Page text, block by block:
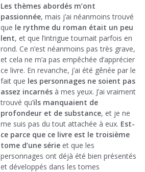
Les thèmes abordés m’ont
passionnée, mais j’ai néanmoins trouvé
que le rythme du roman était un peu
lent, et que l’intrigue tournait parfois en
rond. Ce n’est néanmoins pas très grave,
et cela ne m’a pas empêchée d’apprécier
ce livre. En revanche, j’ai été gênée par le
fait que les personnages ne soient pas
assez incarnés à mes yeux. J’ai vraiment
trouvé qu’ils manquaient de
profondeur et de substance, et je ne
me suis pas du tout attachée à eux. Est-
ce parce que ce livre est le troisième
tome d’une série et que les
personnages ont déjà été bien présentés
et développés dans les tomes